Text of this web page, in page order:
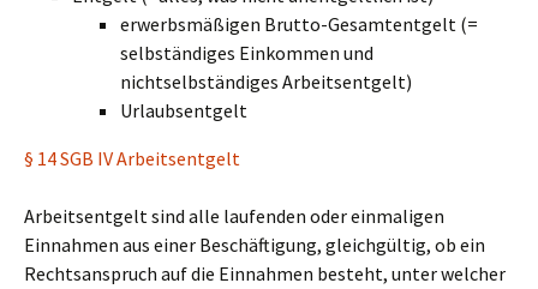
erwerbsmäßigen Brutto-Gesamtentgelt (=
selbständiges Einkommen und
nichtselbständiges Arbeitsentgelt)
Urlaubsentgelt
§ 14 SGB IV Arbeitsentgelt
Arbeitsentgelt sind alle laufenden oder einmaligen
Einnahmen aus einer Beschäftigung, gleichgültig, ob ein
Rechtsanspruch auf die Einnahmen besteht, unter welcher